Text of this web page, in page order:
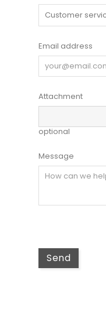
Email address
Attachment
optional
Message